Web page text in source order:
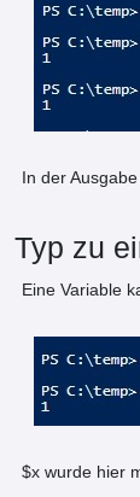
In der
Typ zu
Eine Variable
$x wurde hier